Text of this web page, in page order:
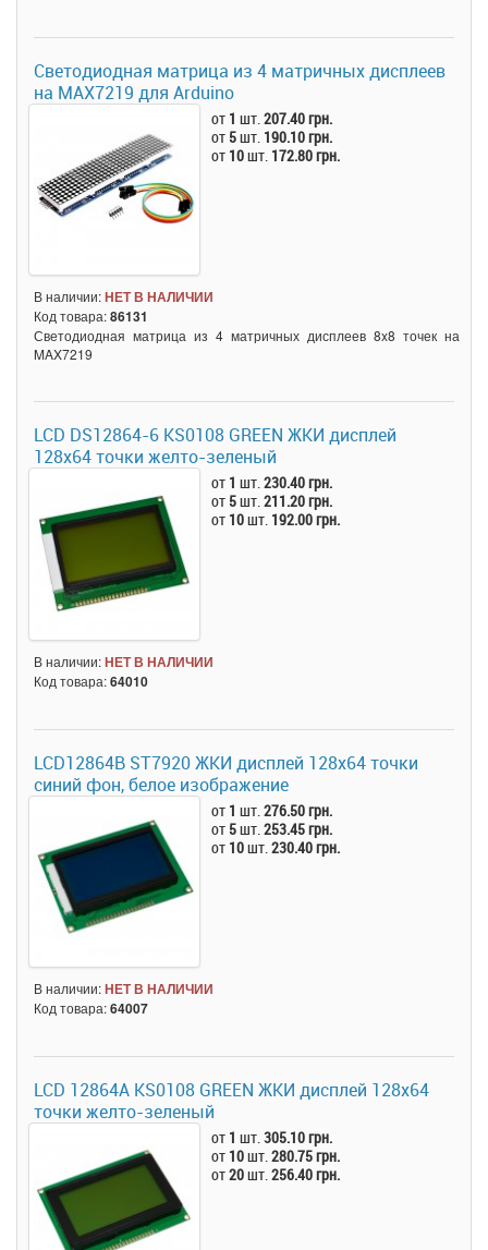
Светодиодная матрица из 4 матричных дисплеев
на MAX7219 для Arduino
от 1 шт.207.40 грн.
от 5шт. 190.10 грн.
от 10шт. 172.80 грн.
В наличии:НЕТ В НАЛИЧИИ
Код товара:86131
Светодиодная матрица из 4 матричных дисплеев 8x8 точек на
MAX7219
LCD DS12864-6 KS0108 GREEN ЖКИ дисплей
128х64 точки желто-зеленый
от 1 шт.230.40 грн.
от 5шт.211.20 грн.
от 10шт. 192.00 грн.
В наличии:НЕТ В НАЛИЧИИ
Код товара:64010
LCD12864B ST7920 ЖКИ дисплей 128х64 точки
синий фон, белое изображение
от 1 шт.276.50 грн.
от 5шт.253.45 грн.
от 10шт.230.40 грн.
В наличии:НЕТ В НАЛИЧИИ
Код товара:64007
LCD 12864A KS0108 GREEN ЖКИ дисплей 128х64
точки желто-зеленый
от 1 шт.305.10 грн.
от 10шт.280.75 грн.
от20шт.256.40 грн.